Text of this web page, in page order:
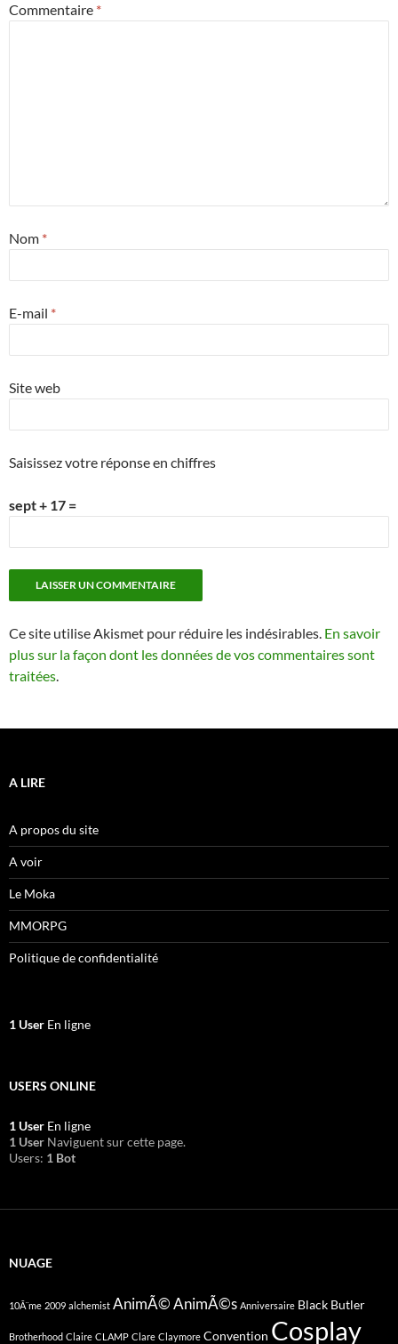
Commentaire *
Nom *
E-mail *
Site web
Saisissez votre réponse en chiffres
sept + 17 =
Ce site utilise Akismet pour réduire les indésirables. En savoir
plus sur la façon dont les données de vos commentaires sont
traitées.
A LIRE
A propos du site
A voir
Le Moka
MMORPG
Politique de confidentialité
1 User En ligne
USERS ONLINE
1 User En ligne
1 User Naviguent sur cette page.
Users: 1 Bot
NUAGE
10Ã¨me 2009 alchemist AnimÃ© AnimÃ©s Anniversaire Black Butler
Brotherhood Claire CLAMP Clare Claymore Convention Cosplay